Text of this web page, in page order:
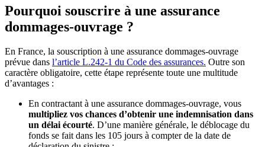
Pourquoi souscrire à une assurance
dommages-ouvrage ?
En France, la souscription à une assurance dommages-ouvrage
prévue dans l’article L.242-1 du Code des assurances. Outre son
caractère obligatoire, cette étape représente toute une multitude
d’avantages :
En contractant à une assurance dommages-ouvrage, vous
multipliez vos chances d’obtenir une indemnisation dans
un délai écourté. D’une manière générale, le déblocage du
fonds se fait dans les 105 jours à compter de la date de